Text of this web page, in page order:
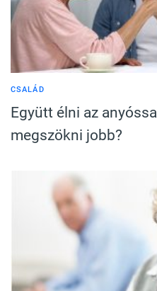
CSALÁD
Együtt élni az
megszökni jobb?